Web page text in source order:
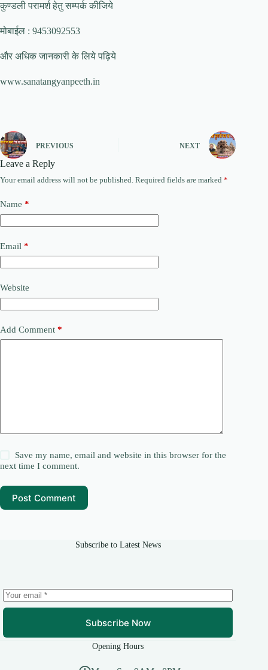
कुण्डली परामर्श हेतु सम्पर्क कीजिये
मोबाईल : 9453092553
और अधिक जानकारी के लिये पढ़िये
www.sanatangyanpeeth.in
PREVIOUS NEXT
Leave a Reply
Your email address will not be published. Required fields are marked *
Name *
Email *
Website
Add Comment *
Save my name, email and website in this browser for the
next time I comment.
Post Comment
Subscribe to Latest News
Subscribe Now
Opening Hours